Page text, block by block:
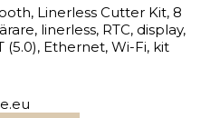
Linerless Cutter Kit, 8
linerless, RTC, display,
(5.0), Ethernet, Wi-Fi, kit